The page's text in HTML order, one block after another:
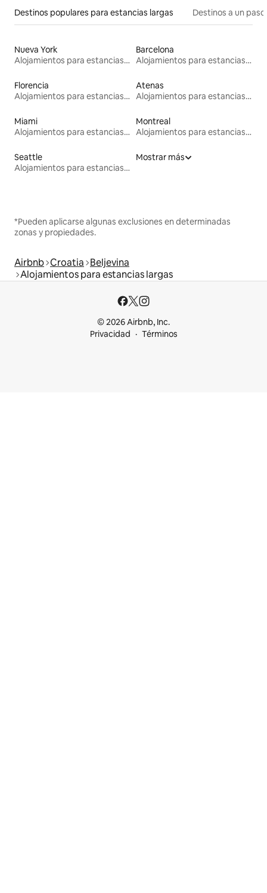
Destinos populares para estancias largas Destinos a un
Nueva York
Alojamientos para estancias largas
Barcelona
Alojamientos para estancias largas
Florencia
Alojamientos para estancias largas
Atenas
Alojamientos para estancias largas
Miami
Alojamientos para estancias largas
Montreal
Alojamientos para estancias largas
Seattle
Alojamientos para estancias largas
Mostrar más
*Pueden aplicarse algunas exclusiones en determinadas
zonas y propiedades.
Airbnb Croatia Beljevina
Alojamientos para estancias largas
© 2026 Airbnb, Inc.
Privacidad
Términos